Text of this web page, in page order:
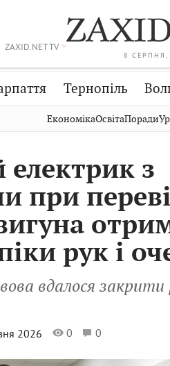
8 СЕРПНЯ,
ZAXID.NET TV
Тернопіль
Стрий
Хмельницький
ЕкономікаОсвітаПоради
електрик з
при
рук і
вдалося
2026 0 0